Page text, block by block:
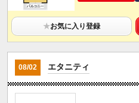
★お気に入り登録
08/02 エタニティ